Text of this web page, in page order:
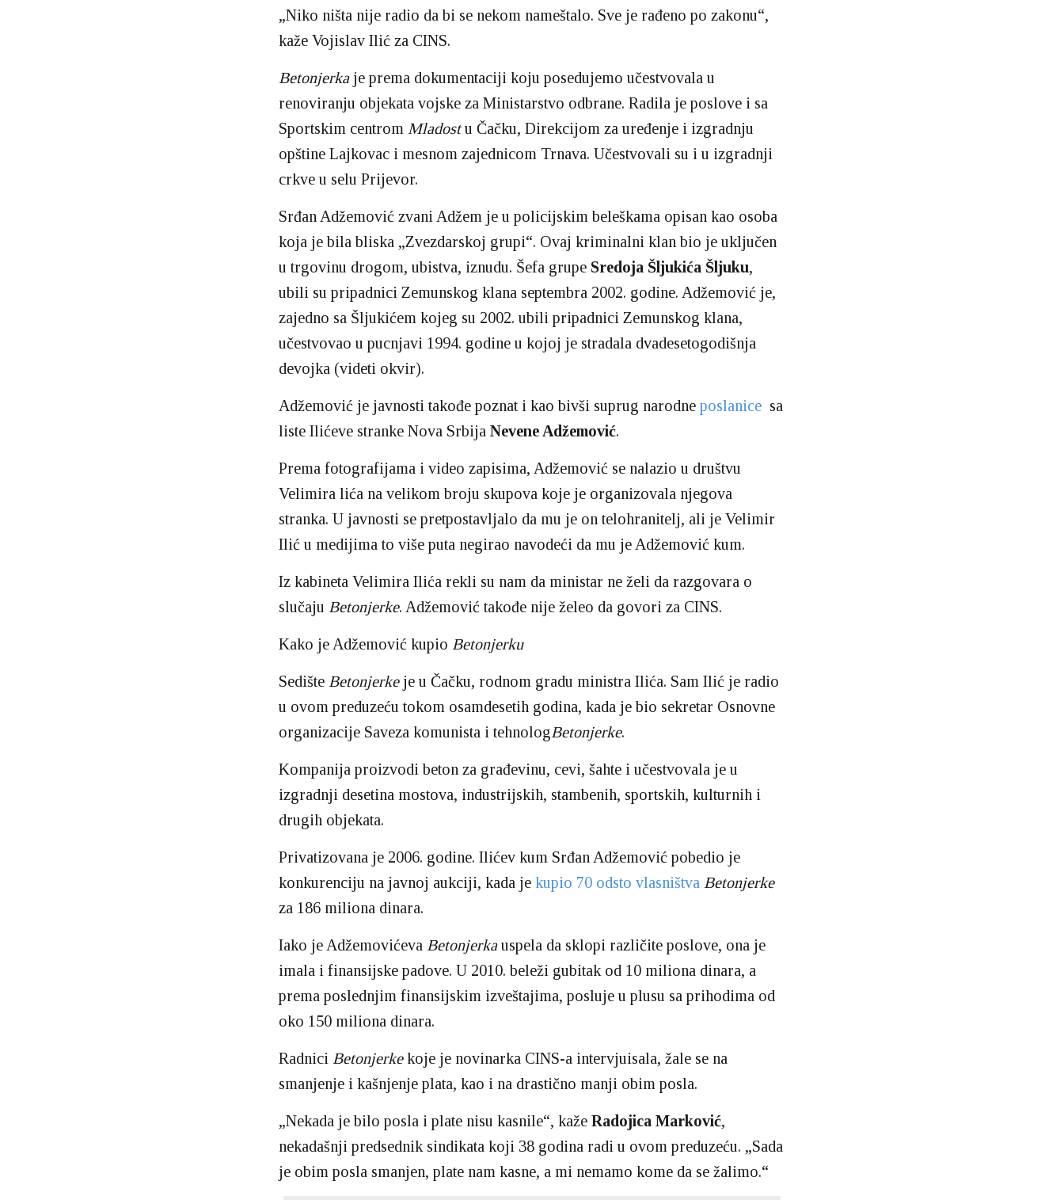
„Niko ništa nije radio da bi se nekom nameštalo. Sve je rađeno po zakonu“,
kaže Vojislav Ilić za CINS.
Betonjerkaje prema dokumentaciji koju posedujemo učestvovala u
renoviranju objekata vojske za Ministarstvo odbrane. Radila je poslove i sa
Sportskim centrom Mladostu Čačku, Direkcijom za uređenje i izgradnju
opštine Lajkovac i mesnom zajednicom Trnava. Učestvovali su i u izgradnji
crkve u selu Prijevor.
Srđan Adžemović zvani Adžem je u policijskim beleškama opisan kao osoba
koja je bila bliska „Zvezdarskoj grupi“. Ovaj kriminalni klan bio je uključen
u trgovinu drogom, ubistva, iznudu. Šefa grupe Sredoja Šljukića Šljuku,
ubili su pripadnici Zemunskog klana septembra 2002. godine. Adžemović je,
zajedno sa Šljukićem kojeg su 2002. ubili pripadnici Zemunskog klana,
učestvovao u pucnjavi 1994. godine u kojoj je stradala dvadesetogodišnja
devojka (videti okvir).
Adžemović je javnosti takođe poznat i kao bivši suprug narodne poslanice sa
liste Ilićeve stranke Nova Srbija Nevene Adžemović.
Prema fotografijama i video zapisima, Adžemović se nalazio u društvu
Velimira lića na velikom broju skupova koje je organizovala njegova
stranka. U javnosti se pretpostavljalo da mu je on telohranitelj, ali je Velimir
Ilić u medijima to više puta negirao navodeći da mu je Adžemović kum.
Iz kabineta Velimira Ilića rekli su nam da ministar ne želi da razgovara o
slučaju Betonjerke. Adžemović takođe nije želeo da govori za CINS.
Kako je Adžemović kupio Betonjerku
Sedište Betonjerkeje u Čačku, rodnom gradu ministra Ilića. Sam Ilić je radio
u ovom preduzeću tokom osamdesetih godina, kada je bio sekretar Osnovne
organizacije Saveza komunista i tehnologBetonjerke.
Kompanija proizvodi beton za građevinu, cevi, šahte i učestvovala je u
izgradnji desetina mostova, industrijskih, stambenih, sportskih, kulturnih i
drugih objekata.
Privatizovana je 2006. godine. Ilićev kum Srđan Adžemović pobedio je
konkurenciju na javnoj aukciji, kada je kupio 70 odsto vlasništva Betonjerke
za 186 miliona dinara.
Iako je Adžemovićeva Betonjerkauspela da sklоpi različite poslove, ona je
imala i finansijske padove. U 2010. beleži gubitak od 10 miliona dinara, a
prema poslednjim finansijskim izveštajima, posluje u plusu sa prihodima od
oko 150 miliona dinara.
Radnici Betonjerkekoje je novinarka CINS-a intervjuisala, žale se na
smanjenje i kašnjenje plata, kao i na drastično manji obim posla.
„Nekada je bilo posla i plate nisu kasnile“, kaže Radojica Marković,
nekadašnji predsednik sindikata koji 38 godina radi u ovom preduzeću. „Sada
je obim posla smanjen, plate nam kasne, a mi nemamo kome da se žalimo.“